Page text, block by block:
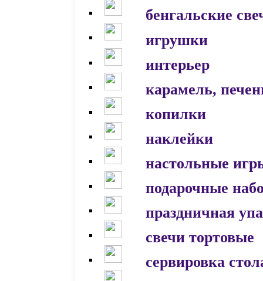
бенгальские
игрушки
интерьер
карамель,
копилки
наклейки
настольные
подарочные
праздничная
свечи тортовые
сервировка